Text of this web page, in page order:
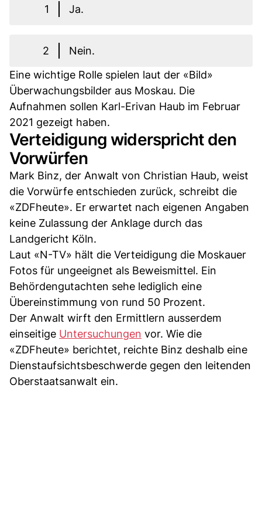
1 Ja.
2
Nein.
Eine wichtige Rolle spielen laut der «Bild»
Überwachungsbilder aus Moskau. Die
Aufnahmen sollen Karl-Erivan Haub im Februar
2021 gezeigt haben.
Verteidigung widerspricht den
Vorwürfen
Mark Binz, der Anwalt von Christian Haub, weist
die Vorwürfe entschieden zurück, schreibt die
«ZDFheute». Er erwartet nach eigenen Angaben
keine Zulassung der Anklage durch das
Landgericht Köln.
Laut «N-TV» hält die Verteidigung die Moskauer
Fotos für ungeeignet als Beweismittel. Ein
Behördengutachten sehe lediglich eine
Übereinstimmung von rund 50 Prozent.
Der Anwalt wirft den Ermittlern ausserdem
einseitige Untersuchungen vor. Wie die
«ZDFheute» berichtet, reichte Binz deshalb eine
Dienstaufsichtsbeschwerde gegen den leitenden
Oberstaatsanwalt ein.